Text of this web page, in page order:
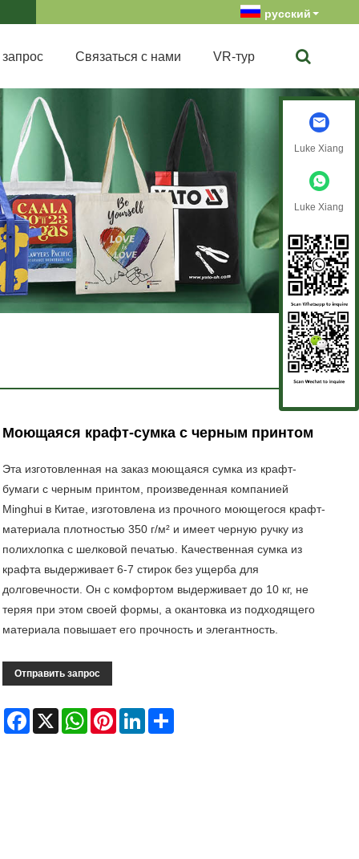
русский
Связаться с нами VR-тур
Моющаяся крафт-сумка с черным принтом
Эта изготовленная на заказ моющаяся сумка из крафт-
бумаги с черным принтом, произведенная компанией
Minghui в Китае, изготовлена ​​из прочного моющегося крафт-
материала плотностью 350 г/м² и имеет черную ручку из
полихлопка с шелковой печатью. Качественная сумка из
крафта выдерживает 6-7 стирок без ущерба для
долговечности. Он с комфортом выдерживает до 10 кг, не
теряя при этом своей формы, а окантовка из подходящего
материала повышает его прочность и элегантность.
Отправить запрос
Facebook
X WhatsAppPinterestLinkedIn
Luke Xiang
Luke Xiang